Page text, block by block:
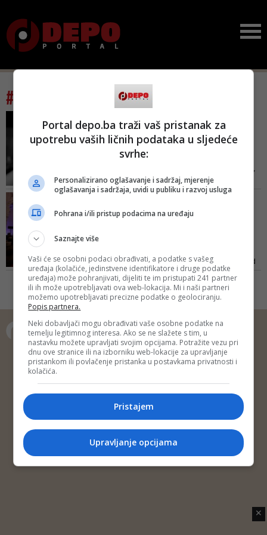
#tag: posthumno
Ratni portreti Sarajeva:
Posthumna izložba
Izložba će biti otvorena u utorak,
2. avgusta u 18.00 sati u Galeriji
Zvono (prostor Galerije Charlama
pogledati do 15. avgusta
Posthumna promocija
društvo”, kako je kazao jedan od
promotora, velika posjećenost
svjedoči da su mnogi ljudi iskreno
voljeli Divjaka zbog njegove
Copyright © 2014 Depo Portal
Impressum
Kontakt Marketing
Privatnost korisnika
✕
Portal depo.ba traži vaš pristanak za
upotrebu vaših ličnih podataka u sljedeće
svrhe:
Personalizirano oglašavanje i sadržaj, mjerenje
oglašavanja i sadržaja, uvidi u publiku i razvoj usluga
Pohrana i/ili pristup podacima na uređaju
Saznajte više
Vaši će se osobni podaci obrađivati, a podatke s vašeg
uređaja (kolačiće, jedinstvene identifikatore i druge podatke
uređaja) može pohranjivati, dijeliti te im pristupati 241 partner
ili ih može upotrebljavati ova web-lokacija. Mi i naši partneri
možemo upotrebljavati precizne podatke o geolociranju.
Popis partnera.
Neki dobavljači mogu obrađivati vaše osobne podatke na
temelju legitimnog interesa. Ako se ne slažete s tim, u
nastavku možete upravljati svojim opcijama. Potražite vezu pri
dnu ove stranice ili na izborniku web-lokacije za upravljanje
pristankom ili povlačenje pristanka u postavkama privatnosti i
kolačića.
Pristajem
Upravljanje opcijama